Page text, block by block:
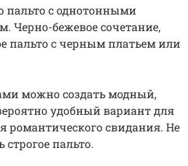
пальто с однотонными
Черно-бежевое сочетание,
пальто с черным платьем или
можно создать модный,
удобный вариант для
романтического свидания. Не
пальто.